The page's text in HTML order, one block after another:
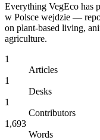
Everything VegEco has
w Polsce wejdzie —
on plant-based living,
agriculture.
1
Articles
1
Desks
1
Contributors
1,693
Words